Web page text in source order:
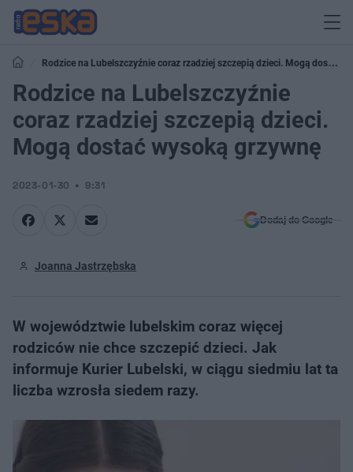
Rodzice na Lubelszczyźnie coraz rzadziej szczepią dzieci. Mogą dostać
wysoką grzywnę
Rodzice na Lubelszczyźnie
coraz rzadziej szczepią dzieci.
Mogą dostać wysoką grzywnę
2023-01-30 9:31
Dodaj do Google
Joanna Jastrzębska
W województwie lubelskim coraz więcej
rodziców nie chce szczepić dzieci. Jak
informuje Kurier Lubelski, w ciągu siedmiu lat ta
liczba wzrosła siedem razy.